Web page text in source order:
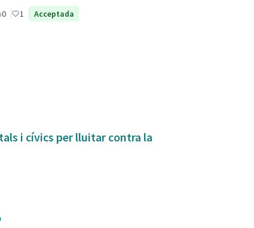
0 1 Acceptada
i cívics per lluitar contra la